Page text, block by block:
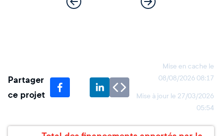
Partager
ce projet
Mise en cache le
08/08/2026 08:17
Mise à jour le 27/03/2026
05:54